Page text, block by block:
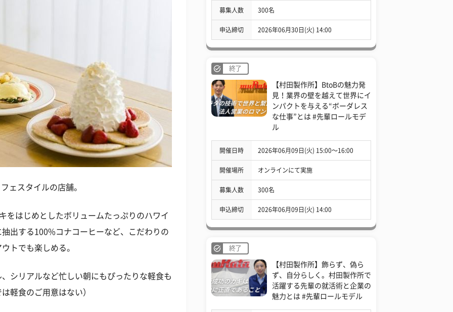
ェスタイルの店舗。
をはじめとしたボリュームたっぷりのハワイ
出する100%コナコーヒーなど、こだわりの
トでも楽しめる。
シリアルなど忙しい朝にもぴったりな軽食も
軽食のご用意はない）
募集人数 300名
申込締切 2026年06月30日(火) 14:00
終了
【村田製作所】BtoBの魅力発
見！業界の壁を越えて世界にイ
ンパクトを与える“ボーダレス
な仕事”とは #先輩ロールモデ
ル
開催日時 2026年06月09日(火) 15:00〜16:00
開催場所 オンラインにて実施
募集人数 300名
申込締切 2026年06月09日(火) 14:00
終了
【村田製作所】飾らず、偽ら
ず、自分らしく。村田製作所で
活躍する先輩の就活術と企業の
魅力とは #先輩ロールモデル